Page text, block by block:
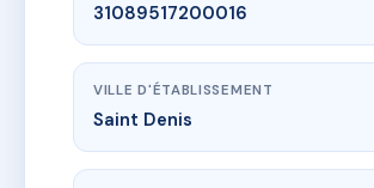
31089517200016
VILLE D'ÉTABLISSEMENT
Saint Denis